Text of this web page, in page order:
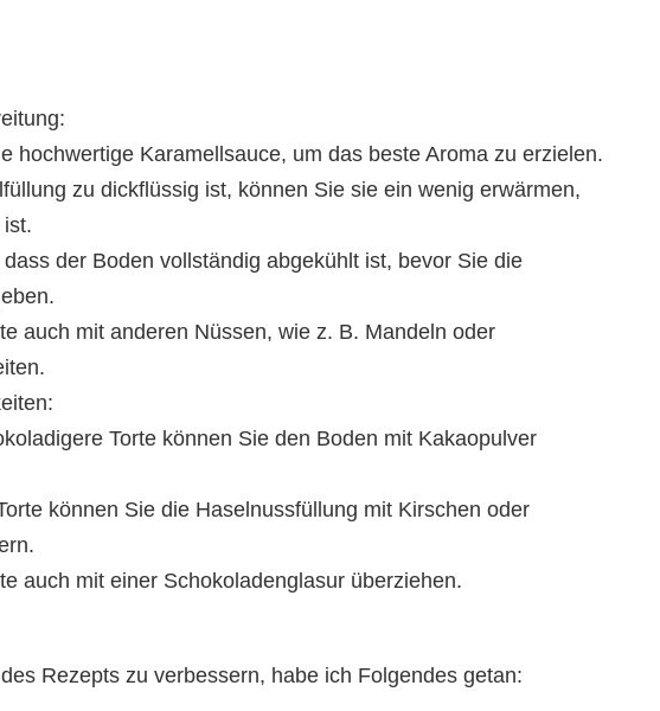
hochwertige Karamellsauce, um das beste Aroma zu erzielen.
zu dickflüssig ist, können Sie sie ein wenig erwärmen,
der Boden vollständig abgekühlt ist, bevor Sie die
auch mit anderen Nüssen, wie z. B. Mandeln oder
Torte können Sie den Boden mit Kakaopulver
können Sie die Haselnussfüllung mit Kirschen oder
auch mit einer Schokoladenglasur überziehen.
Rezepts zu verbessern, habe ich Folgendes getan: